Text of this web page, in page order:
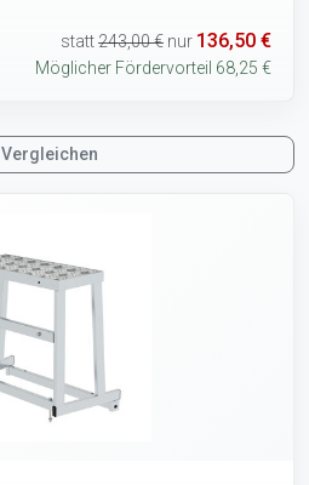
statt243,00 € nur 136,50 €
Möglicher Fördervorteil 68,25 €
Vergleichen